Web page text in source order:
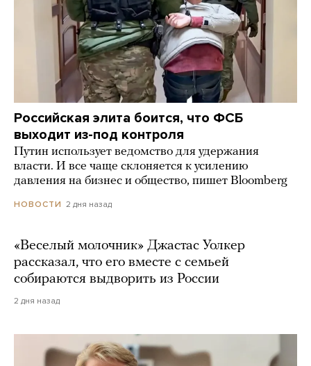
Российская элита боится, что ФСБ
выходит из-под контроля
Путин использует ведомство для удержания
власти. И все чаще склоняется к усилению
давления на бизнес и общество, пишет Bloomberg
НОВОСТИ 2 дня назад
«Веселый молочник» Джастас Уолкер
рассказал, что его вместе с семьей
собираются выдворить из России
2 дня назад